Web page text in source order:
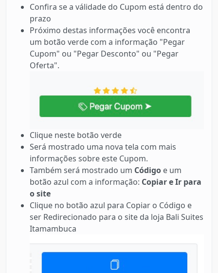
Confira se a válidade do Cupom está dentro do
prazo
Próximo destas informações você encontra
um botão verde com a informação "Pegar
Cupom" ou "Pegar Desconto" ou "Pegar
Oferta".
Clique neste botão verde
Será mostrado uma nova tela com mais
informações sobre este Cupom.
Também será mostrado um Código e um
botão azul com a informação: Copiar e Ir para
o site
Clique no botão azul para Copiar o Código e
ser Redirecionado para o site da loja Bali Suites
Itamambuca